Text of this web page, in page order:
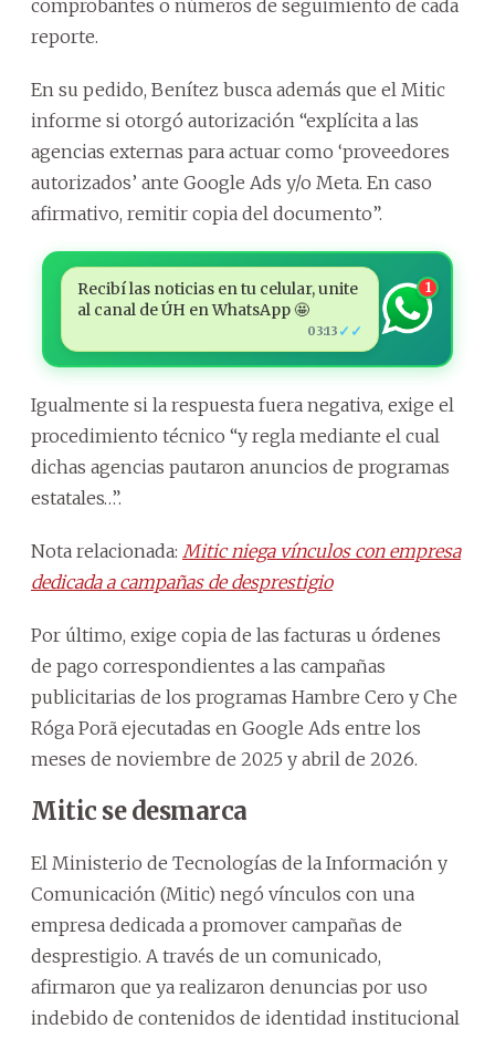
comprobantes o números de seguimiento de cada
reporte.
En su pedido, Benítez busca además que el Mitic
informe si otorgó autorización “explícita a las
agencias externas para actuar como ‘proveedores
autorizados’ ante Google Ads y/o Meta. En caso
afirmativo, remitir copia del documento”.
Recibí las noticias en tu celular, unite
al canal de ÚH en WhatsApp 🤩
03:13 ✓✓
1
Igualmente si la respuesta fuera negativa, exige el
procedimiento técnico “y regla mediante el cual
dichas agencias pautaron anuncios de programas
estatales…”.
Nota relacionada: Mitic niega vínculos con empresa
dedicada a campañas de desprestigio
Por último, exige copia de las facturas u órdenes
de pago correspondientes a las campañas
publicitarias de los programas Hambre Cero y Che
Róga Porã ejecutadas en Google Ads entre los
meses de noviembre de 2025 y abril de 2026.
Mitic se desmarca
El Ministerio de Tecnologías de la Información y
Comunicación (Mitic) negó vínculos con una
empresa dedicada a promover campañas de
desprestigio. A través de un comunicado,
afirmaron que ya realizaron denuncias por uso
indebido de contenidos de identidad institucional